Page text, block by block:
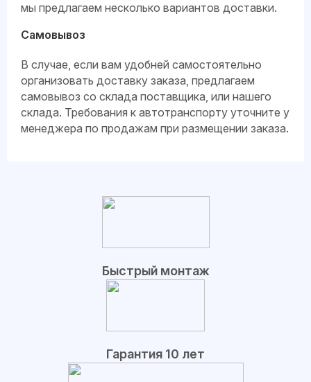
мы предлагаем несколько вариантов доставки.
Самовывоз
В случае, если вам удобней самостоятельно
организовать доставку заказа, предлагаем
самовывоз со склада поставщика, или нашего
склада. Требования к автотранспорту уточните у
менеджера по продажам при размещении заказа.
Быстрый монтаж
Гарантия 10 лет